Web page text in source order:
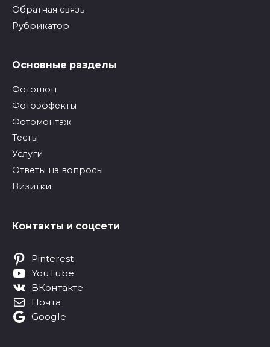
Обратная связь
Рубрикатор
Основные разделы
Фотошоп
Фотоэффекты
Фотомонтаж
Тесты
Услуги
Ответы на вопросы
Визитки
Контакты и соцсети
Pinterest
YouTube
ВКонтакте
Почта
Google